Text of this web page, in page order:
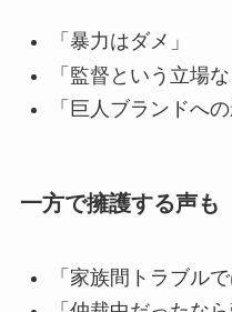
「暴力はダメ」
「監督という立場
「巨人ブランドへ
一方で擁護する声も
「家族間トラブルで